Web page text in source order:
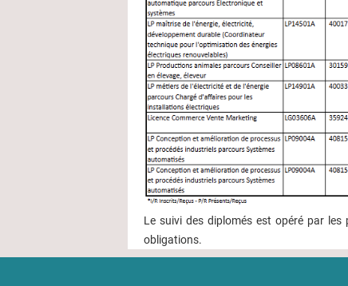
Le suivi des diplomés est opéré par
obligations.